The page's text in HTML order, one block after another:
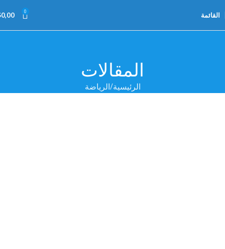
القائمة 0
0,00
المقالات
الرئيسية الرياضة